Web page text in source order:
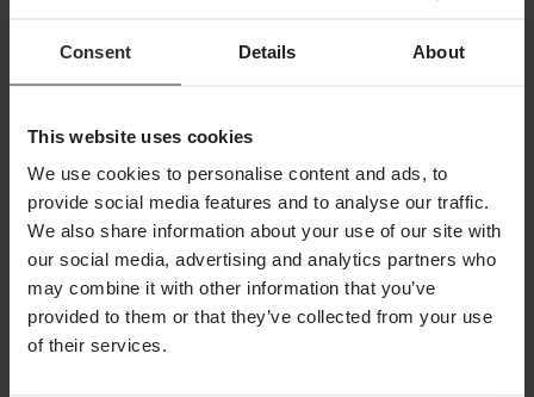
Consent Details About
This website uses cookies
We use cookies to personalise content and ads, to
provide social media features and to analyse our traffic.
We also share information about your use of our site with
our social media, advertising and analytics partners who
may combine it with other information that you’ve
provided to them or that they’ve collected from your use
of their services.
VERZENDOPTIES